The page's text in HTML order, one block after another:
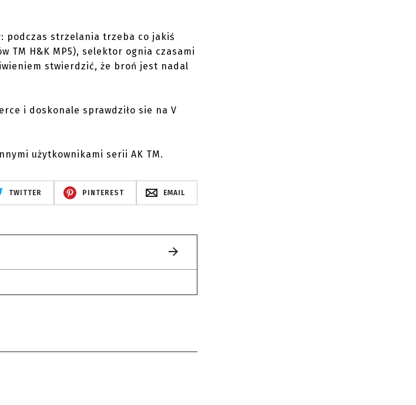
podczas strzelania trzeba co jakiś
TM H&K MP5), selektor ognia czasami
stwierdzić, że broń jest nadal
i doskonale sprawdziło sie na V
użytkownikami serii AK TM.
TWITTER PINTEREST EMAIL